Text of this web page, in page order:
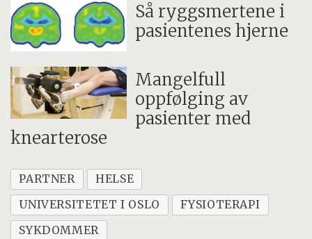
Så ryggsmertene i
pasientenes hjerne
Mangelfull
oppfølging av
pasienter med
knearterose
PARTNER
HELSE
UNIVERSITETET I OSLO
FYSIOTERAPI
SYKDOMMER